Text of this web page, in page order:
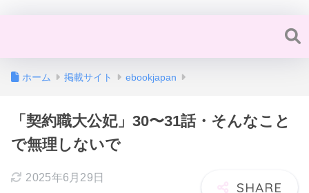
ホーム 掲載サイト ebookjapan
「契約職大公妃」30〜31話・そんなこと
で無理しないで
2025年6月29日